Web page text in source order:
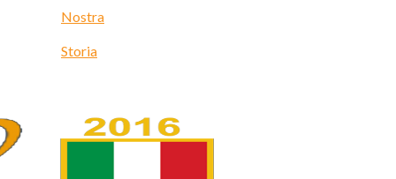
Nostra
Storia